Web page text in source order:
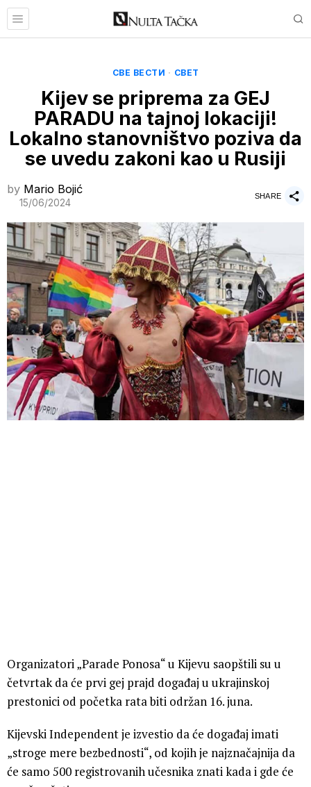
СВЕ ВЕСТИ · СВЕТ
Kijev se priprema za GEJ
PARADU na tajnoj lokaciji!
Lokalno stanovništvo poziva da
se uvedu zakoni kao u Rusiji
by Mario Bojić
15/06/2024
SHARE
Organizatori „Parade Ponosa“ u Kijevu saopštili su u
četvrtak da će prvi gej prajd događaj u ukrajinskoj
prestonici od početka rata biti održan 16. juna.
Kijevski Independent je izvestio da će događaj imati
„stroge mere bezbednosti“, od kojih je najznačajnija da
će samo 500 registrovanih učesnika znati kada i gde će